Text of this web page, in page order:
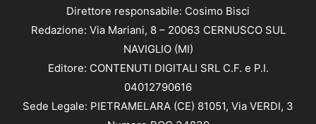
Direttore responsabile: Cosimo Bisci
Redazione: Via Mariani, 8 – 20063 CERNUSCO SUL
NAVIGLIO (MI)
Editore: CONTENUTI DIGITALI SRL C.F. e P.I.
04012790616
Sede Legale: PIETRAMELARA (CE) 81051, Via VERDI, 3